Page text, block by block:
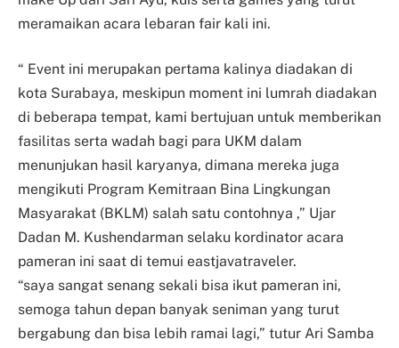
meramaikan acara lebaran fair kali ini.
“ Event ini merupakan pertama kalinya diadakan di
kota Surabaya, meskipun moment ini lumrah diadakan
di beberapa tempat, kami bertujuan untuk memberikan
fasilitas serta wadah bagi para UKM dalam
menunjukan hasil karyanya, dimana mereka juga
mengikuti Program Kemitraan Bina Lingkungan
Masyarakat (BKLM) salah satu contohnya ,” Ujar
Dadan M. Kushendarman selaku kordinator acara
pameran ini saat di temui eastjavatraveler.
“saya sangat senang sekali bisa ikut pameran ini,
semoga tahun depan banyak seniman yang turut
bergabung dan bisa lebih ramai lagi,” tutur Ari Samba